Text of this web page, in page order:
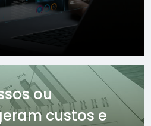
ou
custos e